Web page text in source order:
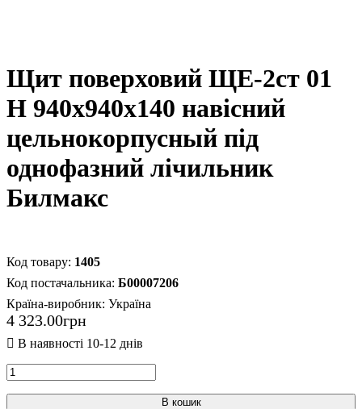
Щит поверховий ЩЕ-2ст 01
Н 940х940х140 навісний
цельнокорпусный під
однофазний лічильник
Билмакс
1405
Б00007206
Країна-виробник: Україна
4 323.00грн
В кошик